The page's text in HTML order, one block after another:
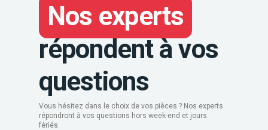
Nos experts
répondent à vos
questions
Vous hésitez dans le choix de vos pièces ? Nos experts
répondront à vos questions hors week-end et jours
fériés.